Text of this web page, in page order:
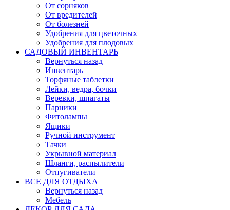
От сорняков
От вредителей
От болезней
Удобрения для цветочных
Удобрения для плодовых
САДОВЫЙ ИНВЕНТАРЬ
Вернуться назад
Инвентарь
Торфяные таблетки
Лейки, ведра, бочки
Веревки, шпагаты
Парники
Фитолампы
Ящики
Ручной инструмент
Тачки
Укрывной материал
Шланги, распылители
Отпугиватели
ВСЕ ДЛЯ ОТДЫХА
Вернуться назад
Мебель